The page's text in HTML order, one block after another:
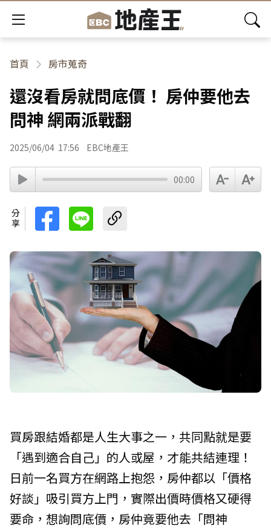
首頁 房市蒐奇
還沒看房就問底價！ 房仲要他去
問神 網兩派戰翻
2025/06/04 17:56 EBC地產王
00:00
分享
買房跟結婚都是人生大事之一，共同點就是要
「遇到適合自己」的人或屋，才能共結連理！
日前一名買方在網路上抱怨，房仲都以「價格
好談」吸引買方上門，實際出價時價格又硬得
要命，想詢問底價，房仲竟要他去「問神